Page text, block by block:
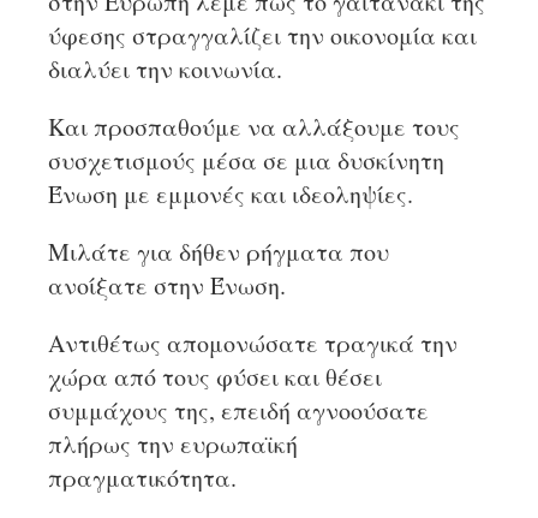
ύφεσης στραγγαλίζει την οικονομία και
διαλύει την κοινωνία.
Και προσπαθούμε να αλλάξουμε τους
συσχετισμούς μέσα σε μια δυσκίνητη
Ένωση με εμμονές και ιδεοληψίες.
Μιλάτε για δήθεν ρήγματα που
ανοίξατε στην Ένωση.
Αντιθέτως απομονώσατε τραγικά την
χώρα από τους φύσει και θέσει
συμμάχους της, επειδή αγνοούσατε
πλήρως την ευρωπαϊκή
πραγματικότητα.